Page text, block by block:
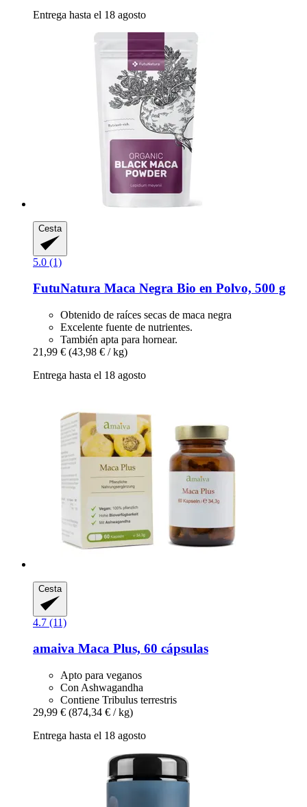
Entrega hasta el 18 agosto
Cesta
5.0 (1)
FutuNatura Maca Negra Bio en Polvo, 500 g
Obtenido de raíces secas de maca negra
Excelente fuente de nutrientes.
También apta para hornear.
21,99 € (43,98 € / kg)
Entrega hasta el 18 agosto
Cesta
4.7 (11)
amaiva Maca Plus, 60 cápsulas
Apto para veganos
Con Ashwagandha
Contiene Tribulus terrestris
29,99 € (874,34 € / kg)
Entrega hasta el 18 agosto